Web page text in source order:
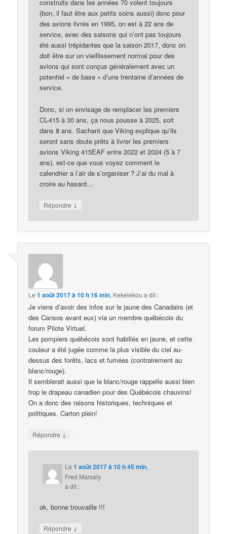
construits dans les années 70 volent toujours
(bon, il faut être aux petits soins aussi) donc pour
des avions livrés en 1995, on est à 22 ans de
service, avec des saisons qui n’ont pas toujours
été aussi trépidantes que la saison 2017, donc on
doit être sur un vieillissement normal pour des
avions qui sont conçus généralement avec un
potentiel « de base » d’une trentaine d’années de
service.
Donc, si on envisage de remplacer les premiers
CL-415 à 30 ans, ça nous pousse à 2025, soit
dans 8 ans. Sachant que Viking explique qu’ils
seront sans doute prêts à livrer les premiers
avions Viking 415EAF entre 2022 et 2024 (5 à 7
ans), est-ce que vous voyez comment le
calendrier a l’air de s’organiser ? J’ai du mal à
croire au hasard…
Répondre ↓
Le1 août 2017 à 10 h 16 min, Kekelekou a dit :
Je viens d’avoir des infos sur le jaune des Canadairs (et
des Cansos avant eux) via un membre québécois du
forum Pilote Virtuel.
Les pompiers québécois sont habillés en jaune, et cette
couleur a été jugée comme la plus visible du ciel au-
dessus des forêts, lacs et fumées (contrairement au
blanc/rouge).
Il semblerait aussi que le blanc/rouge rappelle aussi bien
trop le drapeau canadien pour des Québécois chauvins!
On a donc des raisons historiques, techniques et
politiques. Carton plein!
Répondre ↓
Le1 août 2017 à 10 h 45 min,
Fred Marsaly
a dit :
ok, bonne trouvaille !!!
Répondre ↓